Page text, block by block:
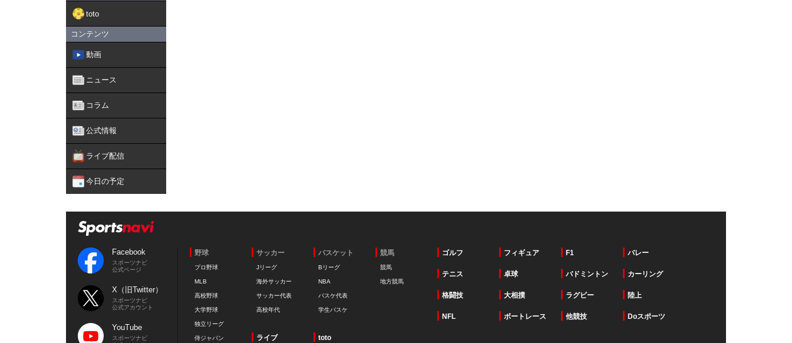
toto
コンテンツ
動画
ニュース
コラム
公式情報
ライブ配信
今日の予定
Facebook
スポーツナビ
公式ページ
X（旧Twitter）
スポーツナビ
公式アカウント
YouTube
スポーツナビ
野球
プロ野球
MLB
高校野球
大学野球
独立リーグ
侍ジャパン
サッカー
Jリーグ
海外サッカー
サッカー代表
高校年代
バスケット
Bリーグ
NBA
バスケ代表
学生バスケ
競馬
競馬
地方競馬
ゴルフ フィギュア F1 バレー
テニス 卓球 バドミントン カーリング
格闘技 大相撲 ラグビー 陸上
NFL ボートレース 他競技 Doスポーツ
ライブ toto